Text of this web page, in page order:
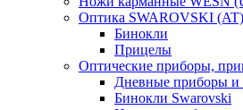
Оптика SWAROVSKI (AT)
Бинокли
Прицелы
Оптические приборы,
Дневные приборы и
Бинокли Swarovski